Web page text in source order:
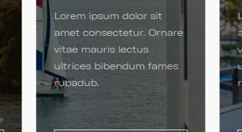
Lorem ipsum dolor sit
amet consectetur. Ornare
vitae mauris lectus
ultrices bibendum fames
rubadub.